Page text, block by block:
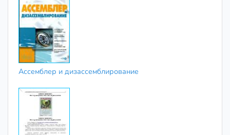
Ассемблер и дизассемблирование